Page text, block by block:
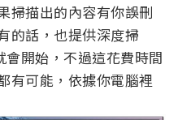
掃描出的內容有你誤刪
的話，也提供深度掃
開始，不過這花費時間
有可能，依據你電腦裡